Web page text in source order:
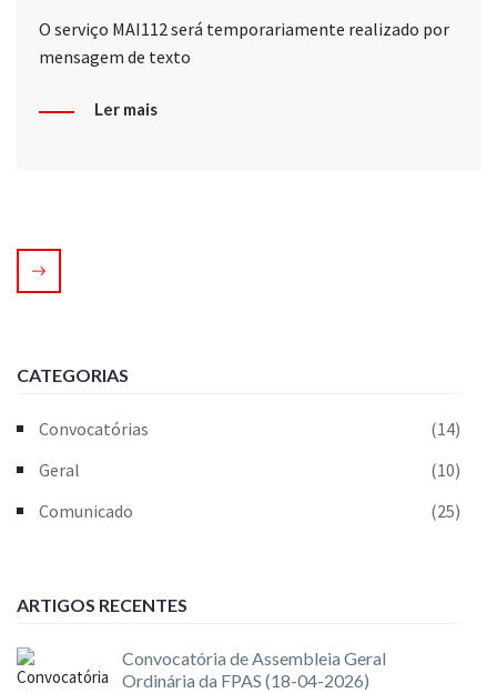
O serviço MAI112 será temporariamente realizado por
mensagem de texto
Ler mais
CATEGORIAS
Convocatórias
(14)
Geral
(10)
Comunicado
(25)
ARTIGOS RECENTES
Convocatória de Assembleia Geral
Ordinária da FPAS (18-04-2026)